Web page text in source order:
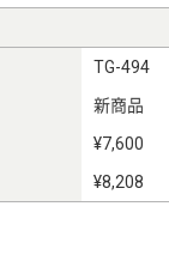
TG-494
新商品
¥7,600
¥8,208